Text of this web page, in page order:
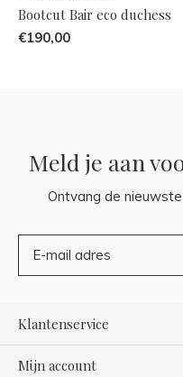
Bootcut Bair eco duchess
€190,00
Meld je aan
Ontvang de
Klantenservice
Mijn account